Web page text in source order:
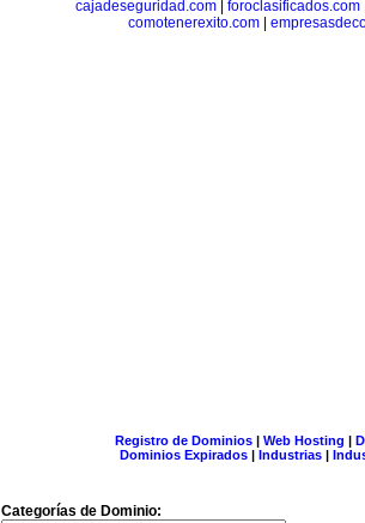
cajadeseguridad.com
foroclasificados.com
comotenerexito.com|
Registro de Dominios| Web Hosting |
Dominios Expirados | Industrias |
Categorías de Dominio: